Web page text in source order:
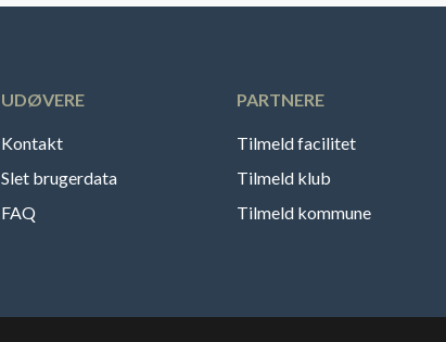
UDØVERE
Kontakt
Slet brugerdata
FAQ
PARTNERE
Tilmeld facilitet
Tilmeld klub
Tilmeld kommune